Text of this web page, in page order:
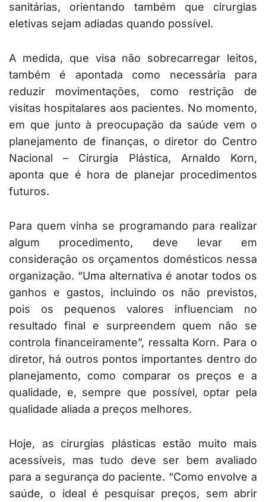
sanitárias, orientando também que cirurgias
eletivas sejam adiadas quando possível.
A medida, que visa não sobrecarregar leitos,
também é apontada como necessária para
reduzir movimentações, como restrição de
visitas hospitalares aos pacientes. No momento,
em que junto à preocupação da saúde vem o
planejamento de finanças, o diretor do Centro
Nacional – Cirurgia Plástica, Arnaldo Korn,
aponta que é hora de planejar procedimentos
futuros.
Para quem vinha se programando para realizar
algum procedimento, deve levar em
consideração os orçamentos domésticos nessa
organização. “Uma alternativa é anotar todos os
ganhos e gastos, incluindo os não previstos,
pois os pequenos valores influenciam no
resultado final e surpreendem quem não se
controla financeiramente”, ressalta Korn. Para o
diretor, há outros pontos importantes dentro do
planejamento, como comparar os preços e a
qualidade, e, sempre que possível, optar pela
qualidade aliada a preços melhores.
Hoje, as cirurgias plásticas estão muito mais
acessíveis, mas tudo deve ser bem avaliado
para a segurança do paciente. “Como envolve a
saúde, o ideal é pesquisar preços, sem abrir